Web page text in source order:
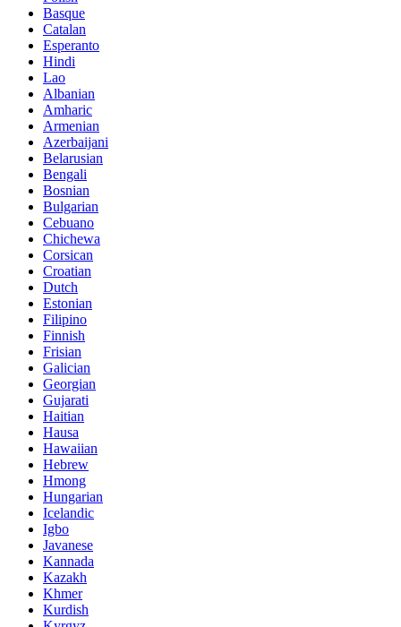
Basque
Catalan
Esperanto
Hindi
Lao
Albanian
Amharic
Armenian
Azerbaijani
Belarusian
Bengali
Bosnian
Bulgarian
Cebuano
Chichewa
Corsican
Croatian
Dutch
Estonian
Filipino
Finnish
Frisian
Galician
Georgian
Gujarati
Haitian
Hausa
Hawaiian
Hebrew
Hmong
Hungarian
Icelandic
Igbo
Javanese
Kannada
Kazakh
Khmer
Kurdish